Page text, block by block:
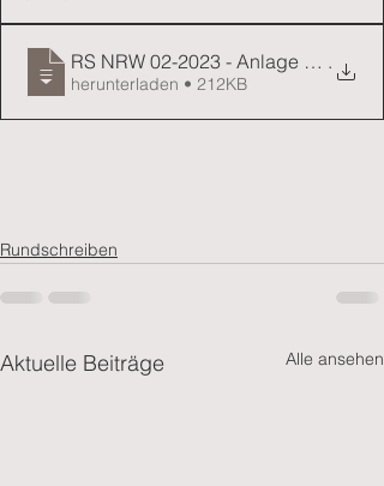
RS NRW 02-2023 - Anlage 1 -.
herunterladen • 212KB
Rundschreiben
Aktuelle Beiträge Alle ansehen